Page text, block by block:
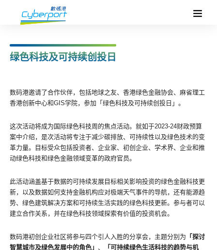
绿色科技及可持续创投日
数码港邀请了合作伙伴，包括地球之友、香港绿色金融协会、麻省理工
香港创新中心和GIS学院，参加「绿色科技及可持续创投日」。
这次活动将成为国际绿色科技周的焦点活动。就如于2023-24财政预算
案中介绍，是次活动将专注于减少碳排放、可持续性以及绿色技术的变
革力量。目标受众包括投资者、企业家、初创企业、学术界、企业和推
动绿色科技和绿色金融领域变革的政府官员。
此活动涵盖基于数据的可持续发展目标相关影响投资的绿色金融科技更
新，以及数据如何支持金融机构应对极端天气事件的导航，还有能源趋
势、绿色建筑解决方案和可持续生活实践的绿色科技更新。参与者可以
建立合作关系，并在绿色科技领域探索有价值的投资机会。
数码港初创企业社区将参与四个引人入胜的分享会，主题分别为 「探讨
智慧城市及绿色发展中的角色」 、
「可持续绿色生活科技的趋势与机